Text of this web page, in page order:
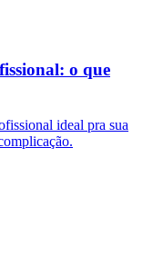
o que
ideal pra sua